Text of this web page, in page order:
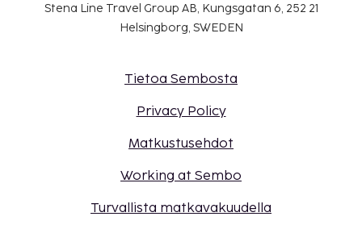
Stena Line Travel Group AB, Kungsgatan 6, 252 21
Helsingborg, SWEDEN
Tietoa Sembosta
Privacy Policy
Matkustusehdot
Working at Sembo
Turvallista matkavakuudella